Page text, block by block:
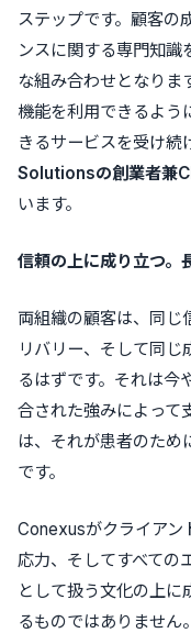
ステップです。顧客の
ンスに関する専門知識
な組み合わせとなりま
機能を利用できるよう
きるサービスを受け続
Solutionsの創業者兼
います。
信頼の上に成り立つ。
両組織の顧客は、同じ
リバリー、そして同
るはずです。それは今
合された強みによって
は、それが患者のため
です。
Conexusがクライアン
応力、そしてすべての
として扱う文化の上に
るものではありません